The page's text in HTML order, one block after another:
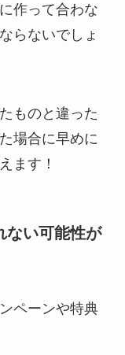
ワザ
を完全攻略
作って合わな
らないでしょ
ものと違った
場合に早めに
ます！
ない可能性が
ペーンや特典